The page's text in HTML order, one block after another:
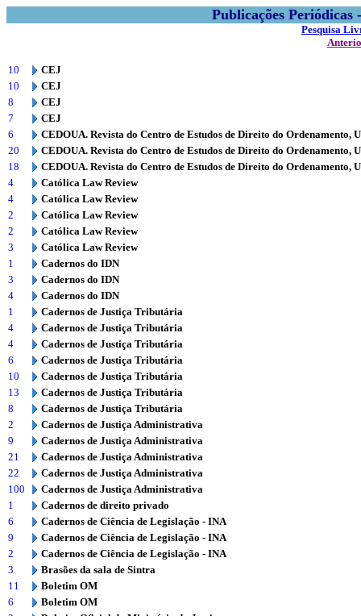
Publicações
Pesquisa
10
CEJ
10
CEJ
8
CEJ
7
CEJ
6
CEDOUA. Revista do Centro de Estudos de Direito do Ordenamento,
20
CEDOUA. Revista do Centro de Estudos de Direito do Ordenamento,
18
CEDOUA. Revista do Centro de Estudos de Direito do Ordenamento,
4
Católica Law Review
4
Católica Law Review
2
Católica Law Review
2
Católica Law Review
3
Católica Law Review
1
Cadernos do IDN
3
Cadernos do IDN
4
Cadernos do IDN
1
Cadernos de Justiça Tributária
4
Cadernos de Justiça Tributária
4
Cadernos de Justiça Tributária
6
Cadernos de Justiça Tributária
10
Cadernos de Justiça Tributária
13
Cadernos de Justiça Tributária
8
Cadernos de Justiça Tributária
2
Cadernos de Justiça Administrativa
9
Cadernos de Justiça Administrativa
21
Cadernos de Justiça Administrativa
22
Cadernos de Justiça Administrativa
100
Cadernos de Justiça Administrativa
1
Cadernos de direito privado
6
Cadernos de Ciência de Legislação - INA
9
Cadernos de Ciência de Legislação - INA
2
Cadernos de Ciência de Legislação - INA
3
Brasões da sala de Sintra
11
Boletim OM
6
Boletim OM